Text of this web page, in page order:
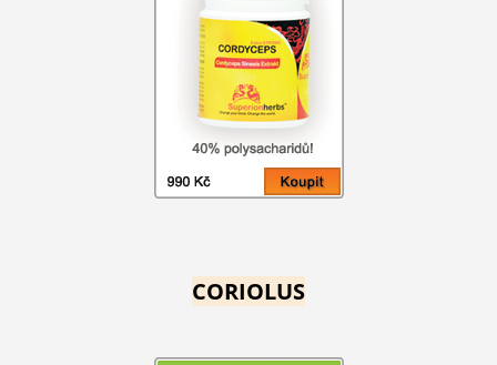
CORIOLUS